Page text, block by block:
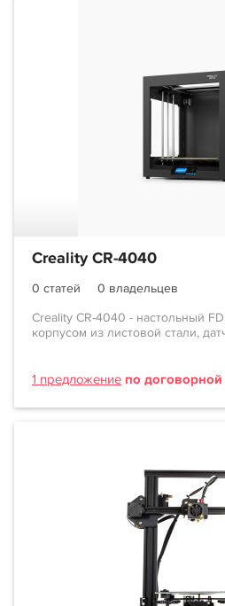
Creality CR-4040
0 статей
0 владельцев
Creality CR-4040 - настольный
корпусом из листовой стали,
1 предложение по договорной